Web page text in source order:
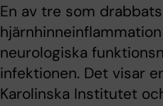
En av tre som
neurologiska
infektionen. Det visar
Karolinska Institutet